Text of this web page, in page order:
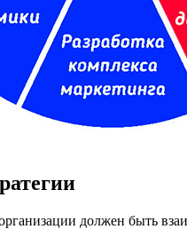
должен быть